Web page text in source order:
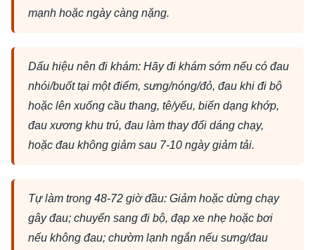
mạnh hoặc ngày càng nặng.
Dấu hiệu nên đi khám: Hãy đi khám sớm nếu có đau
nhói/buốt tại một điểm, sưng/nóng/đỏ, đau khi đi bộ
hoặc lên xuống cầu thang, tê/yếu, biến dạng khớp,
đau xương khu trú, đau làm thay đổi dáng chạy,
hoặc đau không giảm sau 7-10 ngày giảm tải.
Tự làm trong 48-72 giờ đầu: Giảm hoặc dừng chạy
gây đau; chuyển sang đi bộ, đạp xe nhẹ hoặc bơi
nếu không đau; chườm lạnh ngắn nếu sưng/đau